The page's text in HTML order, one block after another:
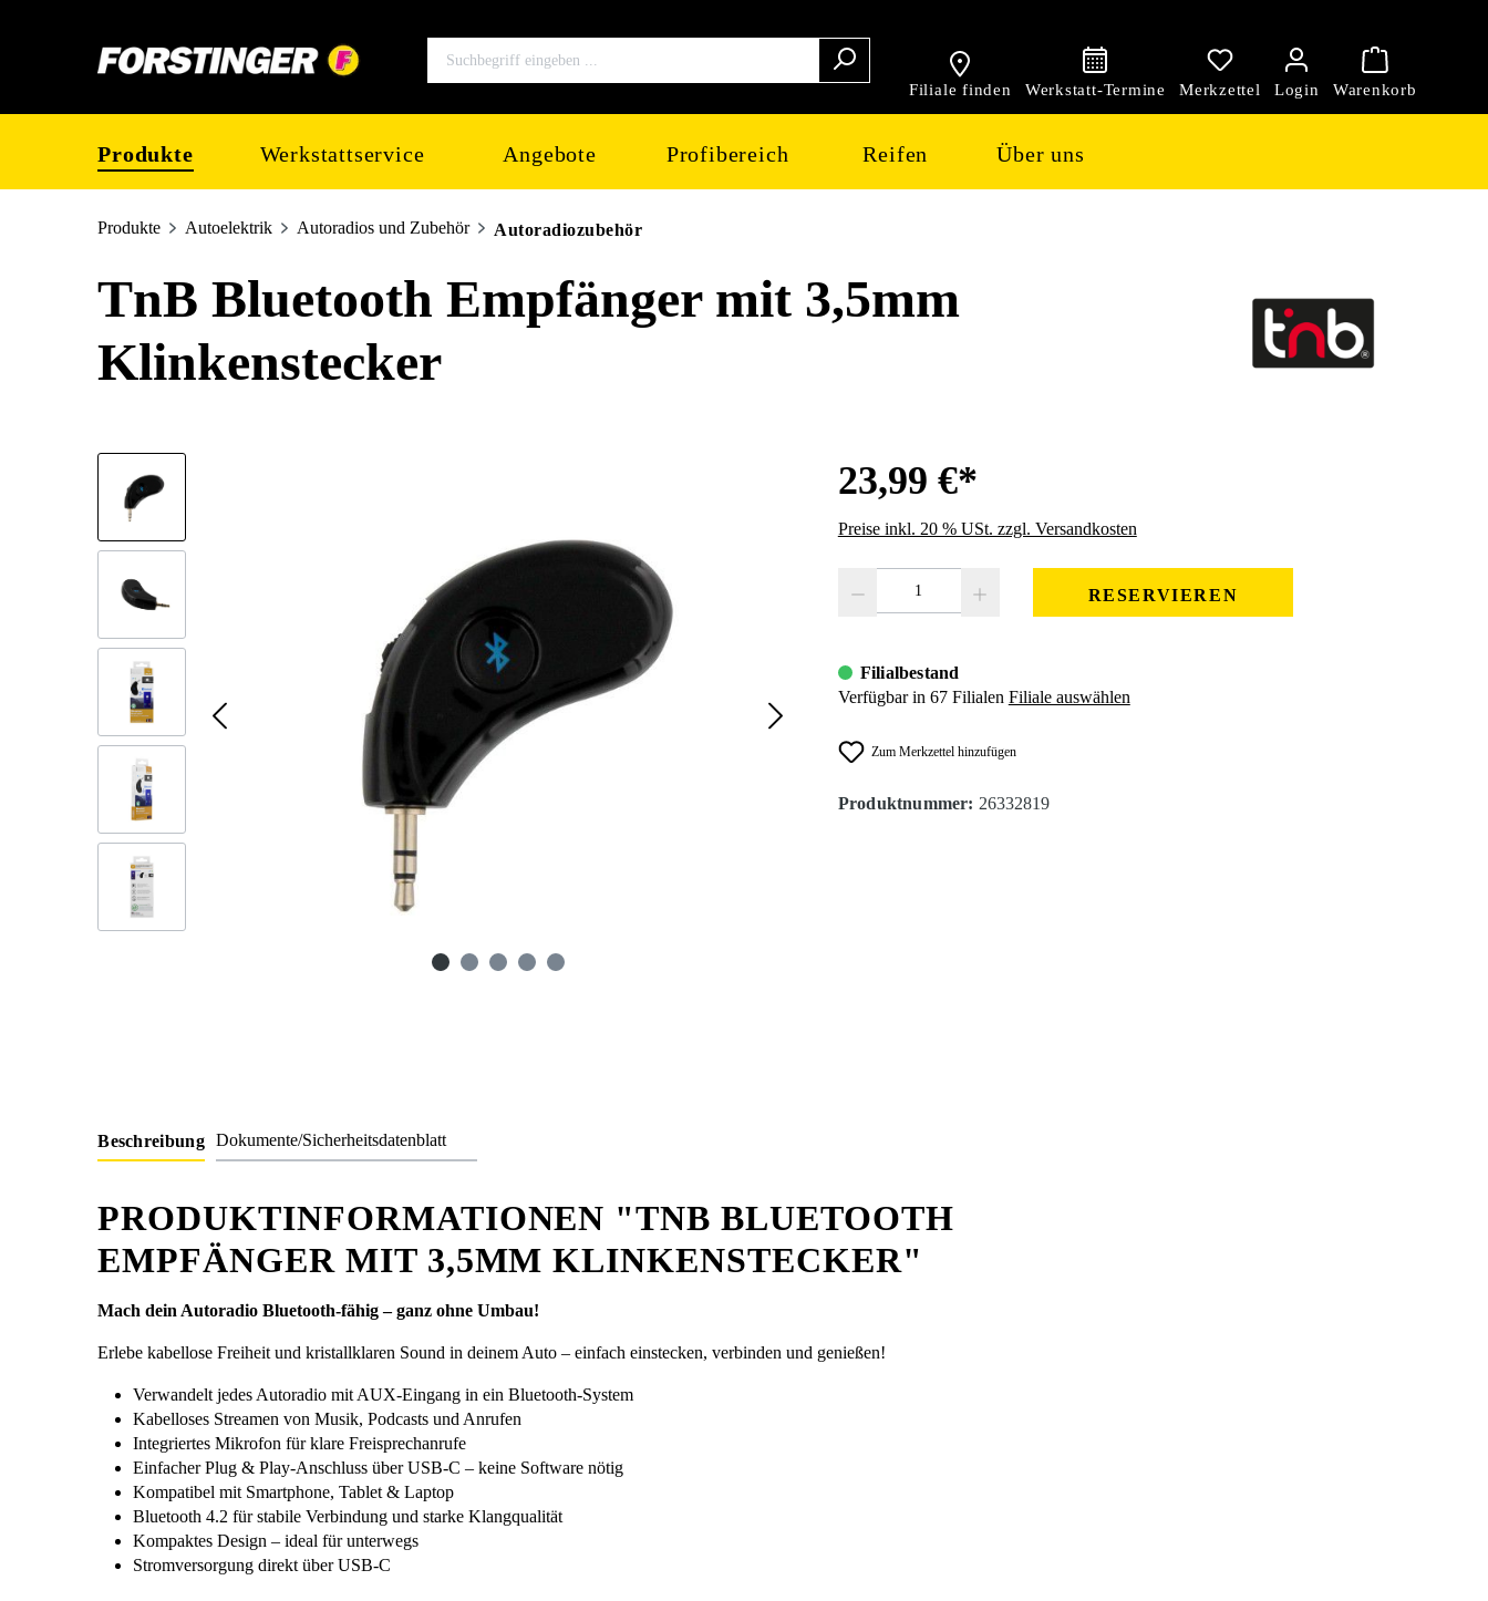
Filiale finden
Produkte Werkstattservice Angebote Profibereich Reifen Über uns
Produkte Autoelektrik Autoradios und Zubehör Autoradiozubehör
TnB Bluetooth Empfänger mit 3,5mm
Klinkenstecker
23,99 €*
Preise inkl. 20 % USt. zzgl. Versandkosten
RESERVIEREN
Filialbestand
Verfügbar in 67 Filialen Filiale auswählen
Zum Merkzettel hinzufügen
Produktnummer: 26332819
Beschreibung Dokumente/Sicherheitsdatenblatt
PRODUKTINFORMATIONEN "TNB BLUETOOTH
EMPFÄNGER MIT 3,5MM KLINKENSTECKER"
Mach dein Autoradio Bluetooth-fähig – ganz ohne Umbau!
Erlebe kabellose Freiheit und kristallklaren Sound in deinem Auto – einfach einstecken, verbinden und genießen!
Verwandelt jedes Autoradio mit AUX-Eingang in ein Bluetooth-System
Kabelloses Streamen von Musik, Podcasts und Anrufen
Integriertes Mikrofon für klare Freisprechanrufe
Einfacher Plug & Play-Anschluss über USB-C – keine Software nötig
Kompatibel mit Smartphone, Tablet & Laptop
Bluetooth 4.2 für stabile Verbindung und starke Klangqualität
Kompaktes Design – ideal für unterwegs
Stromversorgung direkt über USB-C